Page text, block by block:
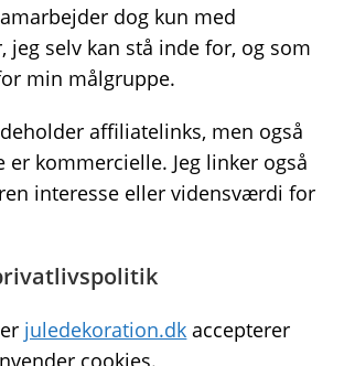
dog kun med
jeg selv kan stå inde for, og som
min målgruppe.
affiliatelinks, men også
er kommercielle. Jeg linker også
interesse eller vidensværdi for
juledekoration.dk accepterer
cookies.